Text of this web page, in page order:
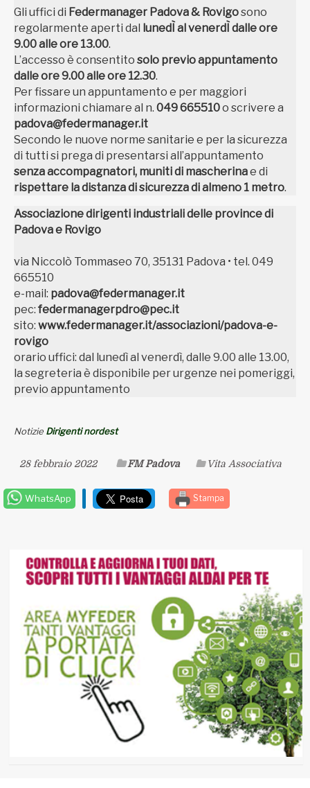
Gli uffici di Federmanager Padova & Rovigosono
regolarmente aperti dal lunedÌ al venerdÌ dalle ore
9.00 alle ore 13.00.
L’accesso è consentito solo previo appuntamento
dalle ore 9.00 alle ore 12.30.
Per fissare un appuntamento e per maggiori
informazioni chiamare al n. 049 665510o scrivere a
padova@federmanager.it
Secondo le nuove norme sanitarie e per la sicurezza
di tutti si prega di presentarsi all’appuntamento
senza accompagnatori, muniti di mascherinae di
rispettare la distanza di sicurezza di almeno 1 metro.
Associazione dirigenti industriali delle province di
Padova e Rovigo
via Niccolò Tommaseo 70, 35131 Padova • tel. 049
665510
e-mail: padova@federmanager.it
pec: federmanagerpdro@pec.it
sito: www.federmanager.it/associazioni/padova-e-
rovigo
orario uffici: dal lunedì al venerdì, dalle 9.00 alle 13.00,
la segreteria è disponibile per urgenze nei pomeriggi,
previo appuntamento
Notizie Dirigenti nordest
28 febbraio 2022 FM Padova Vita Associativa
WhatsApp Stampa